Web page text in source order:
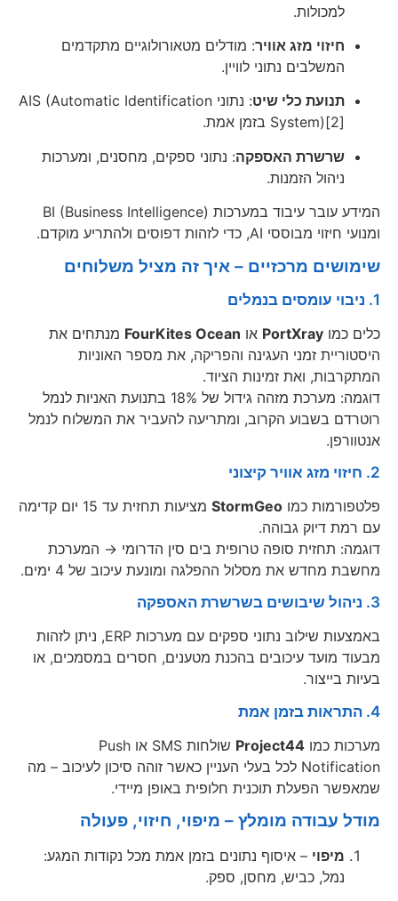
למכולות.
חיזוי מזג אוויר: מודלים מטאורולוגיים מתקדמים
המשלבים נתוני לוויין.
תנועת כלי שיט
: נתוני AIS (Automatic Identification
System)[2] בזמן אמת.
שרשרת האספקה: נתוני ספקים, מחסנים, ומערכות
ניהול הזמנות.
המידע עובר עיבוד במערכות BI (Business Intelligence)
ומנועי חיזוי מבוססי AI, כדי לזהות דפוסים ולהתריע מוקדם.
שימושים מרכזיים – איך זה מציל משלוחים
1. ניבוי עומסים בנמלים
כלים כמו PortXray או FourKites Ocean מנתחים את
היסטוריית זמני העגינה והפריקה, את מספר האוניות
המתקרבות, ואת זמינות הציוד.
דוגמה: מערכת מזהה גידול של 18% בתנועת האניות לנמל
רוטרדם בשבוע הקרוב, ומתריעה להעביר את המשלוח לנמל
אנטוורפן.
2. חיזוי מזג אוויר קיצוני
פלטפורמות כמו StormGeo
מציעות תחזית עד 15 יום קדימה
עם רמת דיוק גבוהה.
דוגמה: תחזית סופה טרופית בים סין הדרומי → המערכת
מחשבת מחדש את מסלול ההפלגה ומונעת עיכוב של 4 ימים.
3. ניהול שיבושים בשרשרת האספקה
באמצעות שילוב נתוני ספקים עם מערכות ERP, ניתן לזהות
מבעוד מועד עיכובים בהכנת מטענים, חסרים במסמכים, או
בעיות בייצור.
4. התראות בזמן אמת
מערכות כמו Project44
שולחות SMS או Push
Notification לכל בעלי העניין כאשר זוהה סיכון לעיכוב – מה
שמאפשר הפעלת תוכנית חלופית באופן מיידי.
מודל עבודה מומלץ – מיפוי, חיזוי, פעולה
מיפוי – איסוף נתונים בזמן אמת מכל נקודות המגע:
נמל, כביש, מחסן, ספק.